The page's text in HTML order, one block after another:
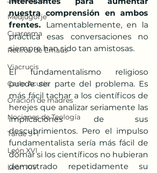
Medjugorje
Cuaresma
Retiros de Emaús
Viacrucis
Carlo Acutis
Oración de madres
Nociones de Teología
Tarde 5+1
León XVI
León XIV
nuestra comprensión en ambos
frentes. Lamentablemente, en la
práctica esas conversaciones no
siempre han sido tan amistosas.
El fundamentalismo religioso
puede ser parte del problema. Es
más fácil tachar a los científicos de
herejes que analizar seriamente las
implicaciones de sus
descubrimientos. Pero el impulso
fundamentalista sería más fácil de
domar si los científicos no hubieran
demostrado repetidamente su